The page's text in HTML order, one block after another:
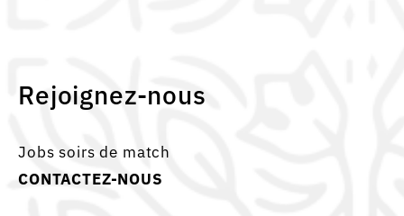
Rejoignez-nous
Jobs soirs de match
CONTACTEZ-NOUS